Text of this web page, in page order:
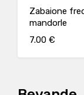
Zabaione
mandorle
7.00 €